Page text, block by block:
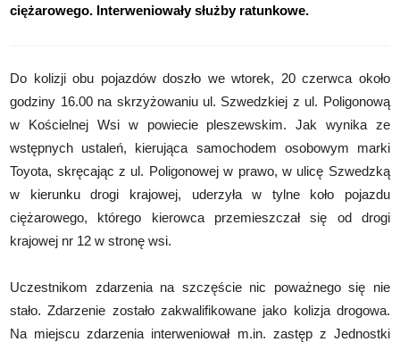
ciężarowego. Interweniowały służby ratunkowe.
Do kolizji obu pojazdów doszło we wtorek, 20 czerwca około
godziny 16.00 na skrzyżowaniu ul. Szwedzkiej z ul. Poligonową
w Kościelnej Wsi w powiecie pleszewskim. Jak wynika ze
wstępnych ustaleń, kierująca samochodem osobowym marki
Toyota, skręcając z ul. Poligonowej w prawo, w ulicę Szwedzką
w kierunku drogi krajowej, uderzyła w tylne koło pojazdu
ciężarowego, którego kierowca przemieszczał się od drogi
krajowej nr 12 w stronę wsi.
Uczestnikom zdarzenia na szczęście nic poważnego się nie
stało. Zdarzenie zostało zakwalifikowane jako kolizja drogowa.
Na miejscu zdarzenia interweniował m.in. zastęp z Jednostki